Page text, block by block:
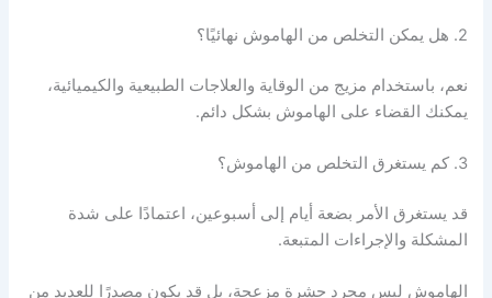
2. هل يمكن التخلص من الهاموش نهائيًا؟
نعم، باستخدام مزيج من الوقاية والعلاجات الطبيعية والكيميائية،
يمكنك القضاء على الهاموش بشكل دائم.
3. كم يستغرق التخلص من الهاموش؟
قد يستغرق الأمر بضعة أيام إلى أسبوعين، اعتمادًا على شدة
المشكلة والإجراءات المتبعة.
الهاموش ليس مجرد حشرة مزعجة، بل قد يكون مصدرًا للعديد من